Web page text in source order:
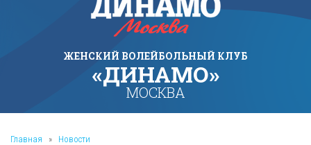
ЖЕНСКИЙ ВОЛЕЙБОЛЬНЫЙ КЛУБ
«ДИНАМО»
МОСКВА
Главная » Новости